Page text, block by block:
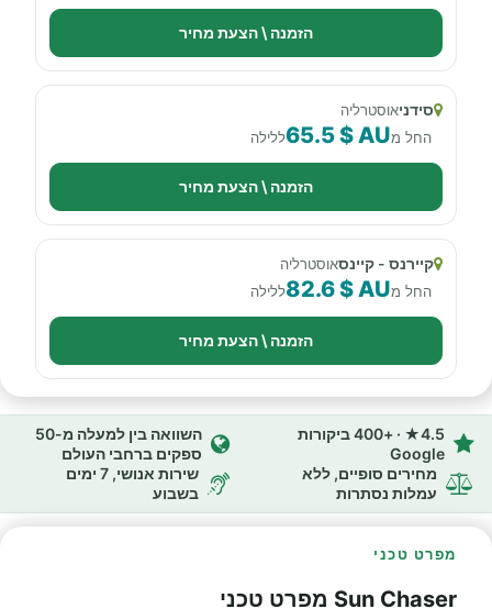
הזמנה \ הצעת מחיר
סידניאוסטרליה
החל מ65.5 $ AUללילה
הזמנה \ הצעת מחיר
קיירנס - קיינסאוסטרליה
החל מ82.6 $ AUללילה
הזמנה \ הצעת מחיר
4.5★ · +400 ביקורות
Google
השוואה בין למעלה מ-50
ספקים ברחבי העולם
מחירים סופיים, ללא
עמלות נסתרות
שירות אנושי, 7 ימים
בשבוע
מפרט טכני
Sun Chaser מפרט טכני